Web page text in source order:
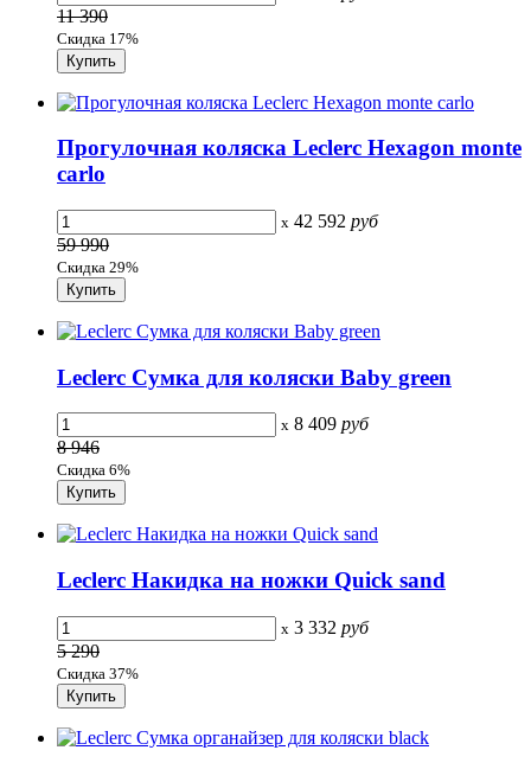
11 390
Скидка 17%
Прогулочная коляска Leclerc Hexagon monte
carlo
x 42 592 руб
59 990
Скидка 29%
Leclerc Сумка для коляски Baby green
x 8 409 руб
8 946
Скидка 6%
Leclerc Накидка на ножки Quick sand
x 3 332 руб
5 290
Скидка 37%